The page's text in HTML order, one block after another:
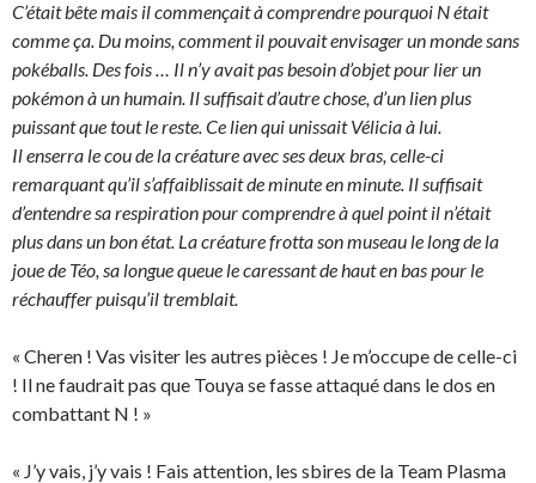
C’était bête mais il commençait à comprendre pourquoi N était
comme ça. Du moins, comment il pouvait envisager un monde sans
pokéballs. Des fois … Il n’y avait pas besoin d’objet pour lier un
pokémon à un humain. Il suffisait d’autre chose, d’un lien plus
puissant que tout le reste. Ce lien qui unissait Vélicia à lui.
Il enserra le cou de la créature avec ses deux bras, celle-ci
remarquant qu’il s’affaiblissait de minute en minute. Il suffisait
d’entendre sa respiration pour comprendre à quel point il n’était
plus dans un bon état. La créature frotta son museau le long de la
joue de Téo, sa longue queue le caressant de haut en bas pour le
réchauffer puisqu’il tremblait.
« Cheren ! Vas visiter les autres pièces ! Je m’occupe de celle-ci
! Il ne faudrait pas que Touya se fasse attaqué dans le dos en
combattant N ! »
« J’y vais, j’y vais ! Fais attention, les sbires de la Team Plasma